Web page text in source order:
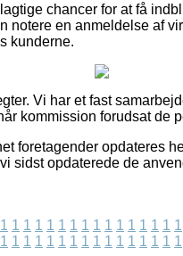
chancer for at få
notere en anmeldelse af
kunderne.
Vi har et fast
kommission forudsat de
foretagender opdateres
sidst opdaterede de
1 1 1 1 1 1 1 1 1 1 1 1 1 1 1 1
1 1 1 1 1 1 1 1 1 1 1 1 1 1 1 1